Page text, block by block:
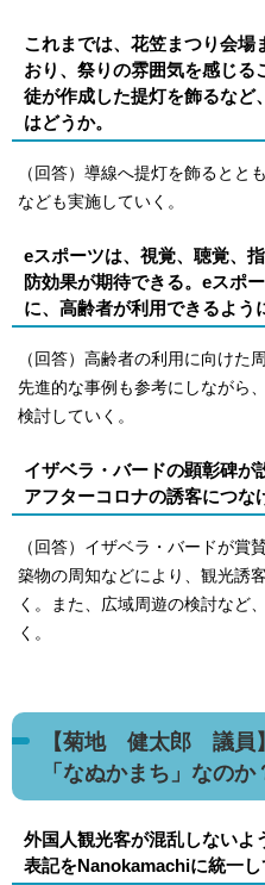
これまでは、花笠まつり会場
おり、祭りの雰囲気を感じる
徒が作成した提灯を飾るなど
はどうか。
（回答）導線へ提灯を飾るとと
なども実施していく。
eスポーツは、視覚、聴覚、
防効果が期待できる。eスポ
に、高齢者が利用できるよう
（回答）高齢者の利用に向けた
先進的な事例も参考にしながら
検討していく。
イザベラ・バードの顕彰碑が
アフターコロナの誘客につな
（回答）イザベラ・バードが賞
築物の周知などにより、観光誘
く。また、広域周遊の検討など
く。
【菊地 健太郎 議員
「なぬかまち」なのか
外国人観光客が混乱しないよ
表記をNanokamachiに統一し